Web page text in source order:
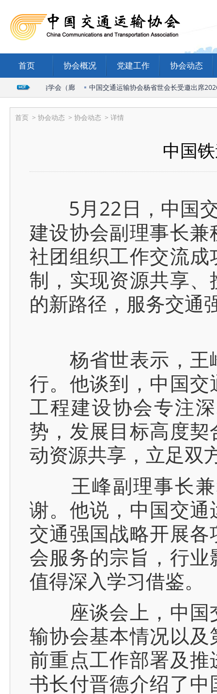
首页 协会概况 党建工作 协会动态
物流与运输学会（廊 中国交通运输协会杨省世会长受邀出席2026
首页 > 协会动态 > 协会动态 > 详情
中国
5月22日，中国交
建设协会副理事长
社团组织工作交流
制，实现资源共享
的新路径，服务交通
杨省世表示，王
行。他谈到，中国
工程建设协会专注
势，发展目标高度
动资源共享，立足双
王峰副理事长兼
谢。他说，中国交
交通强国战略开展
会服务的宗旨，行
值得深入学习借鉴。
座谈会上，中国
输协会基本情况以
前重点工作部署及
书长付晋德介绍了